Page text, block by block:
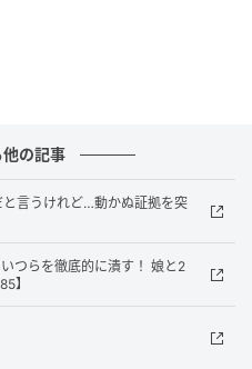
の記事
言うけれど…動かぬ証拠を突
つらを徹底的に潰す！ 娘と2
】